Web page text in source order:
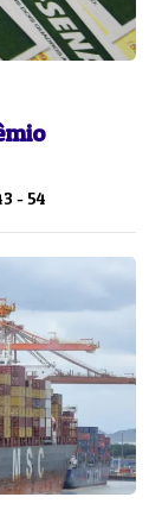
- 54